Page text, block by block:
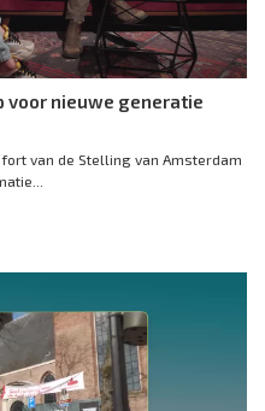
voor nieuwe generatie
van de Stelling van Amsterdam